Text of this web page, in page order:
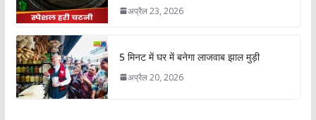
अप्रैल 23, 2026
5 मिनट में घर में बनेगा लाजवाब झाल मुड़ी
अप्रैल 20, 2026